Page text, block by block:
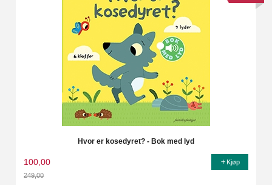
Hvor er kosedyret? - Bok med lyd
100,00
249,00
Kjøp